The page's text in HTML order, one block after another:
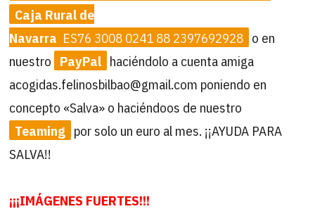
Caja Rural de
Navarra ES76 3008 0241 88 2397692928 o en
nuestro PayPal haciéndolo a cuenta amiga
acogidas.felinosbilbao@gmail.com poniendo en
concepto «Salva» o haciéndoos de nuestro
Teaming por solo un euro al mes. ¡¡AYUDA PARA
SALVA!!
¡¡¡IMÁGENES FUERTES!!!